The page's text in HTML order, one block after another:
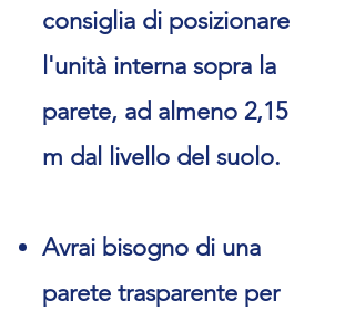
consiglia di posizionare
l'unità interna sopra la
parete, ad almeno 2,15
m dal livello del suolo.
Avrai bisogno di una
parete trasparente per